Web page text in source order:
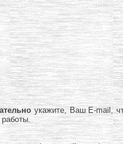
укажите, Ваш E-mail,